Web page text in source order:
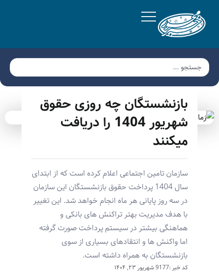
بازنشستگان چه روزی حقوق
شهریور 1404 را دریافت
میکنند
سازمان تامین اجتماعی اعلام کرده است که از ابتدای
سال 1404 پرداخت حقوق بازنشستگان این سازمان
در سه روز پایانی هر ماه انجام خواهد شد. این تغییر
با هدف مدیریت بهتر تراکنش های بانکی و
هماهنگی بیشتر در سیستم پرداخت صورت گرفته
اما واکنش ها و انتقادهای بسیاری از سوی
بازنشستگان به همراه داشته است.
کد خبر :9177 شهریور ۲۳, ۱۴۰۴